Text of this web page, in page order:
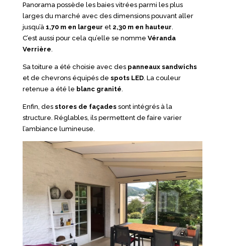
Panorama possède les baies vitrées parmi les plus
larges du marché avec des dimensions pouvant aller
jusqu’à 1,70 m en largeur et2,30 m en hauteur
C’est aussi pour cela qu’elle se nomme Véranda
Verrière
Sa toiture a été choisie avec des panneaux sandwichs
et de chevrons équipés de spots LED. La couleur
retenue a été le blanc granité
Enfin, des stores de façadessont intégrés à la
structure. Réglables, ils permettent de faire varier
l’ambiance lumineuse.